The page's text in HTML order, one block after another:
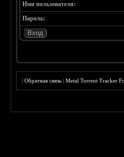
Имя пользователя:
Пароль:
|Обратная связь |Metal Torrent Tracker